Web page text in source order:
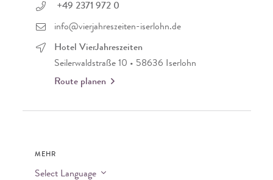
+49 2371 972 0
info@vierjahreszeiten-iserlohn.de
Hotel VierJahreszeiten
Seilerwaldstraße 10 • 58636 Iserlohn
Route planen
MEHR
Select Language